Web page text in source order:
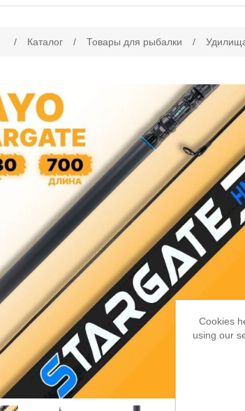
/ Каталог / Товары для рыбалки /
Cookies
using our